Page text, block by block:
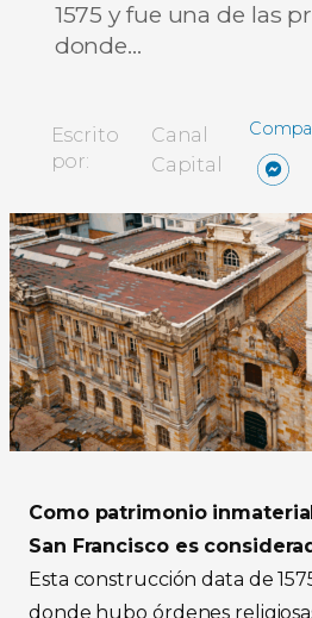
1575 y fue una de las
donde…
Escrito
por:
Canal
Capital
Como patrimonio
San Francisco es
Esta construcción data de
donde hubo órdenes